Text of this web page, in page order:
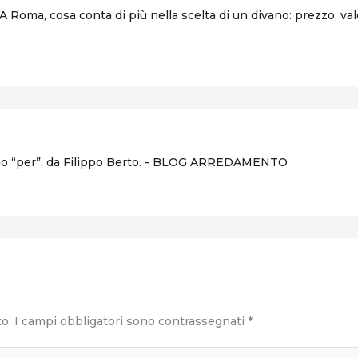
Roma, cosa conta di più nella scelta di un divano: prezzo,
“per”, da Filippo Berto. - BLOG ARREDAMENTO
I campi obbligatori sono contrassegnati *